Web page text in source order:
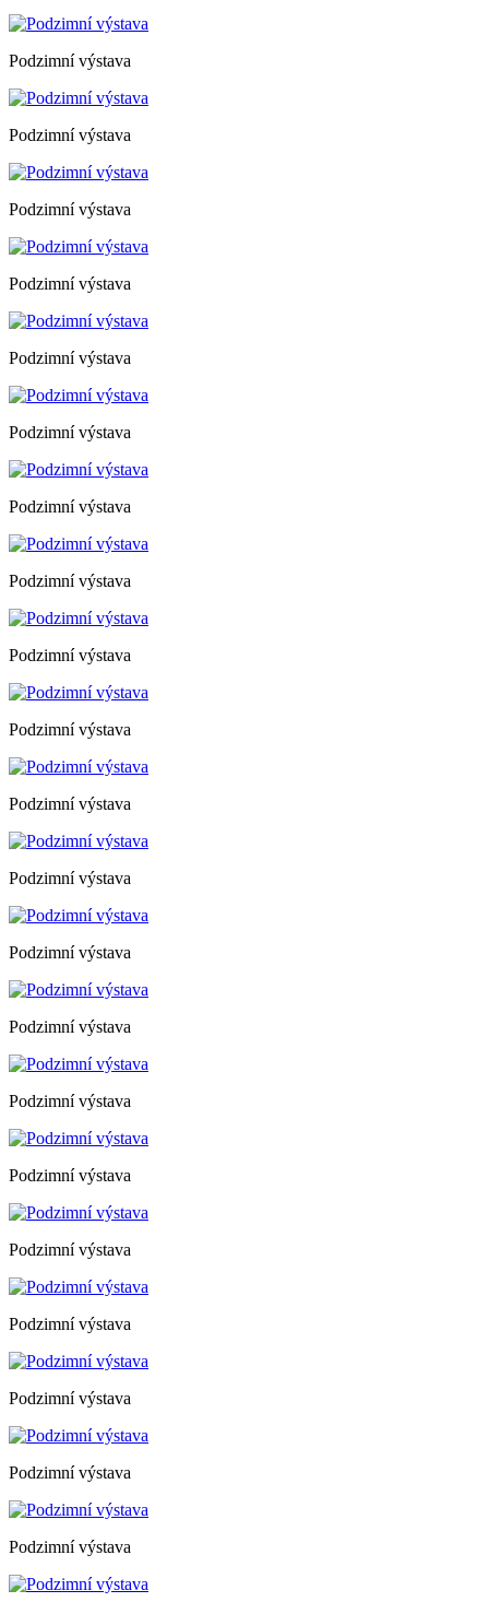
Podzimní výstava
Podzimní výstava
Podzimní výstava
Podzimní výstava
Podzimní výstava
Podzimní výstava
Podzimní výstava
Podzimní výstava
Podzimní výstava
Podzimní výstava
Podzimní výstava
Podzimní výstava
Podzimní výstava
Podzimní výstava
Podzimní výstava
Podzimní výstava
Podzimní výstava
Podzimní výstava
Podzimní výstava
Podzimní výstava
Podzimní výstava